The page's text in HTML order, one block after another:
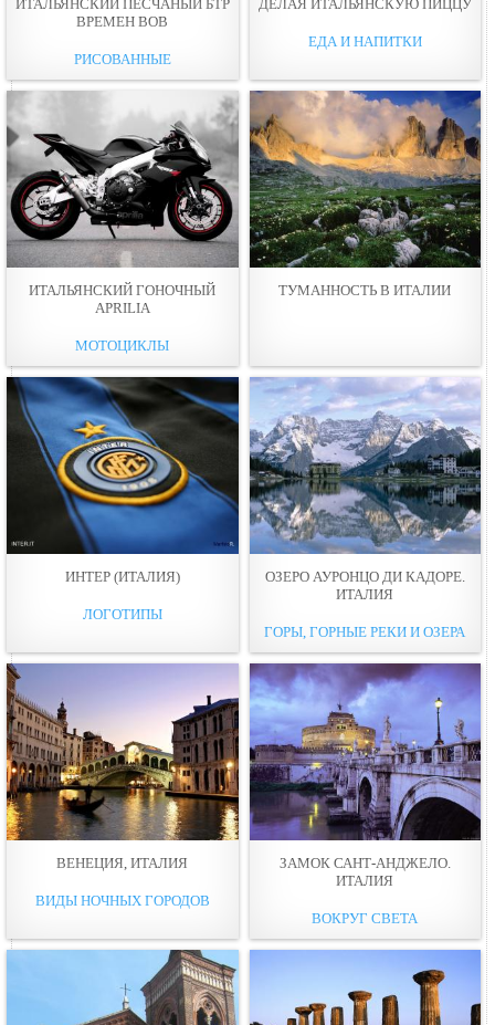
ИТАЛЬЯНСКИЙ ПЕСЧАНЫЙ БТР
ВРЕМЕН ВОВ
РИСОВАННЫЕ
ДЕЛАЯ ИТАЛЬЯНСКУЮ ПИЦЦУ
ЕДА И НАПИТКИ
ИТАЛЬЯНСКИЙ ГОНОЧНЫЙ
APRILIA
МОТОЦИКЛЫ
ТУМАННОСТЬ В ИТАЛИИ
ИНТЕР (ИТАЛИЯ)
ЛОГОТИПЫ
ОЗЕРО АУРОНЦО ДИ КАДОРЕ.
ИТАЛИЯ
ГОРЫ, ГОРНЫЕ РЕКИ И ОЗЕРА
ВЕНЕЦИЯ, ИТАЛИЯ
ВИДЫ НОЧНЫХ ГОРОДОВ
ЗАМОК САНТ-АНДЖЕЛО.
ИТАЛИЯ
ВОКРУГ СВЕТА